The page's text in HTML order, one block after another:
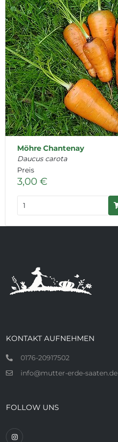
Möhre Chantenay
Daucus carota
Preis
3,00 €
KONTAKT AUFNEHMEN
0176-20917502
info@mutter-erde-saaten.de
FOLLOW UNS